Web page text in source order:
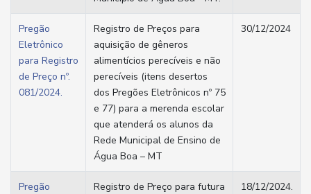
Pregão
Eletrônico
para Registro
de Preço nº.
081/2024.
Registro de Preços para
aquisição de gêneros
alimentícios perecíveis e não
perecíveis (itens desertos
dos Pregões Eletrônicos nº 75
e 77) para a merenda escolar
que atenderá os alunos da
Rede Municipal de Ensino de
Água Boa – MT
30/12/2024
Pregão
Registro de Preço para futura
18/12/2024.